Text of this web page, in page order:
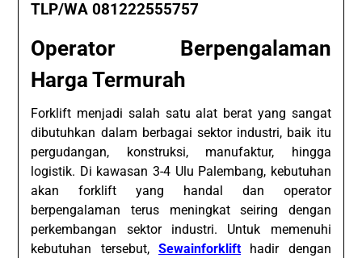
TLP/WA 081222555757
Operator Berpengalaman
Harga Termurah
Forklift menjadi salah satu alat berat yang sangat
dibutuhkan dalam berbagai sektor industri, baik itu
pergudangan, konstruksi, manufaktur, hingga
logistik. Di kawasan 3-4 Ulu Palembang, kebutuhan
akan forklift yang handal dan operator
berpengalaman terus meningkat seiring dengan
perkembangan sektor industri. Untuk memenuhi
kebutuhan tersebut, Sewainforklift hadir dengan